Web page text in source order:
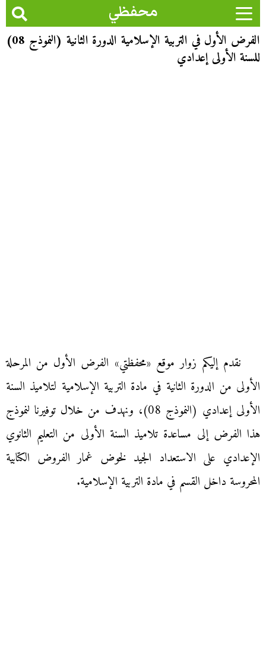
محفظي
الفرض الأول في التربية الإسلامية الدورة الثانية (النموذج 08)
للسنة الأولى إعدادي
نقدم إليكم زوار موقع «محفظتي» الفرض الأول من المرحلة
الأولى من الدورة الثانية في مادة التربية الإسلامية لتلاميذ السنة
الأولى إعدادي (النموذج 08)، ونهدف من خلال توفيرنا لنموذج
هذا الفرض إلى مساعدة تلاميذ السنة الأولى من التعليم الثانوي
الإعدادي على الاستعداد الجيد لخوض غمار الفروض الكتابية
المحروسة داخل القسم في مادة التربية الإسلامية.